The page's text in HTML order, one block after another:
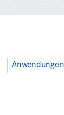
Anwendungen